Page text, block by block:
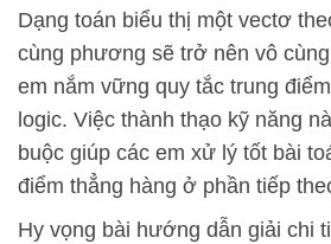
Dạng toán biểu thị một vectơ
cùng phương sẽ trở nên vô
em nắm vững quy tắc trung
logic. Việc thành thạo kỹ năng
buộc giúp các em xử lý tốt bài
điểm thẳng hàng ở phần tiếp
Hy vọng bài hướng dẫn giải chi